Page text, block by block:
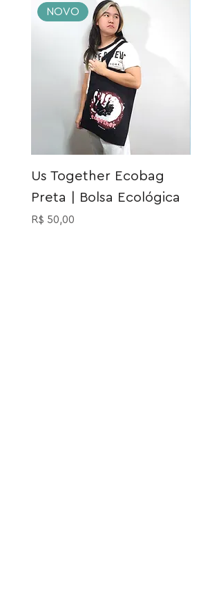
NOVO
Us Together Ecobag
Preta | Bolsa Ecológica
Preço
R$ 50,00